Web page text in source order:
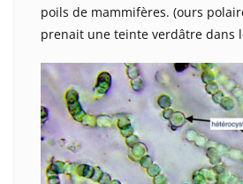
poils de mammifères. (ours
prenait une teinte verdâtre dans